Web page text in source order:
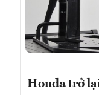
Honda trở